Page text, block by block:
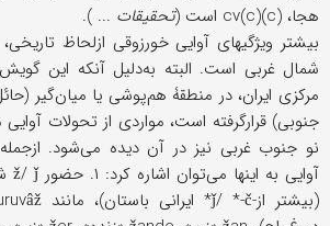
هجا، cv(c)(c) است (
تحقیقات ... ).
بیشتر ویژگیهای آوایی خورزوقی ازلحاظ تاریخی،
شمال غربی است. البته به‌دلیل آنکه این
مرکزی ایران، در منطقۀ هم‌پوشی یا میان‌گیر
جنوبی) قرارگرفته است، مواردی از تحولات آوایی
نو جنوب غربی نیز در آن دیده می‌شود.